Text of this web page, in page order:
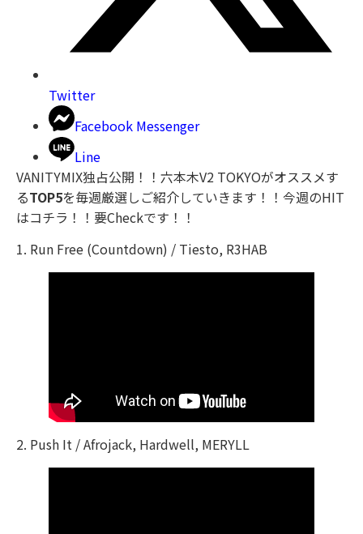
Twitter
Facebook Messenger
Line
VANITYMIX独占公開！！六本木V2 TOKYOがオススメす
るTOP5を毎週厳選しご紹介していきます！！今週のHIT
はコチラ！！要Checkです！！
1. Run Free (Countdown) / Tiesto, R3HAB
2. Push It / Afrojack, Hardwell, MERYLL